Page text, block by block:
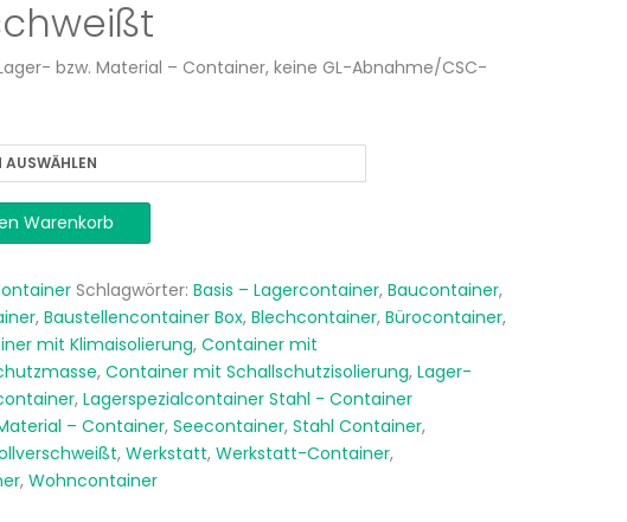
bzw. Material – Container, keine GL-Abnahme/CSC-
Warenkorb
Schlagwörter: Basis – Lagercontainer, Baucontainer,
, Baustellencontainer Box, Blechcontainer, Bürocontainer,
mit Klimaisolierung, Container mit
, Container mit Schallschutzisolierung, Lager-
, Lagerspezialcontainer Stahl - Container
– Container, Seecontainer, Stahl Container,
, Werkstatt, Werkstatt-Container,
, Wohncontainer